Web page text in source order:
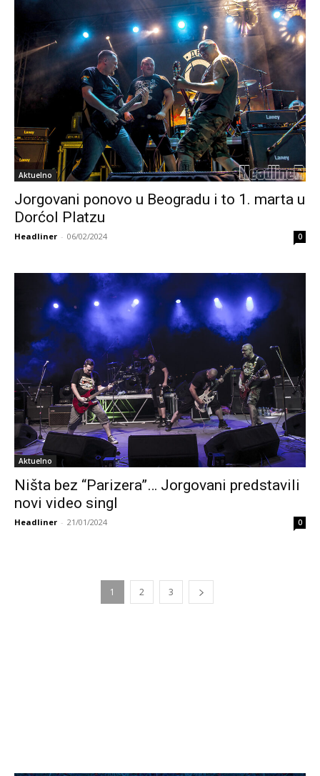
Aktuelno
Jorgovani ponovo u Beogradu i to 1. marta u
Dorćol Platzu
Headliner - 06/02/2024 0
Aktuelno
Ništa bez “Parizera”… Jorgovani predstavili
novi video singl
Headliner - 21/01/2024 0
1 2 3